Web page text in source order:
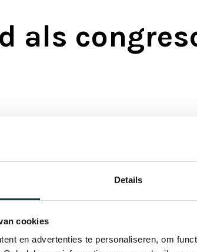
Details
cookies
en advertenties te personaliseren, om
als